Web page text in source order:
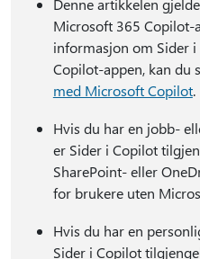
Denne artikkelen
Microsoft 365 Copilot-
informasjon om Sider
Copilot-appen, kan du
med Microsoft Copilot.
Hvis du har en jobb-
er Sider i Copilot
SharePoint- eller
for brukere uten
Hvis du har en
Sider i Copilot